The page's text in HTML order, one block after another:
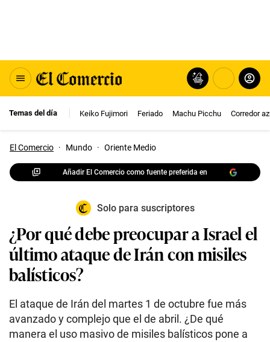
Temas del día Keiko Fujimori Feriado Machu Picchu Corredor
El Comercio · Mundo · Oriente Medio
Añadir El Comercio como fuente preferida en
Solo para suscriptores
¿Por qué debe preocupar a Israel el
último ataque de Irán con misiles
balísticos?
El ataque de Irán del martes 1 de octubre fue más
avanzado y complejo que el de abril. ¿De qué
manera el uso masivo de misiles balísticos pone a